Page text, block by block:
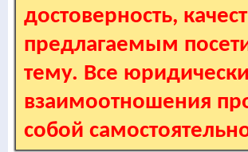
достоверность,
предлагаемым
тему. Все
взаимоотношения
собой